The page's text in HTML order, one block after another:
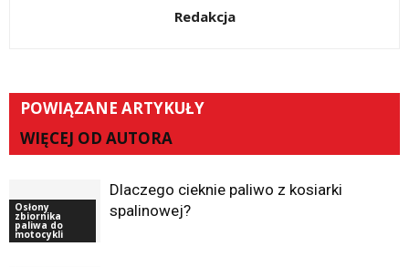
Redakcja
POWIĄZANE ARTYKUŁY
WIĘCEJ OD AUTORA
Osłony
zbiornika
paliwa do
motocykli
Dlaczego cieknie paliwo z kosiarki
spalinowej?